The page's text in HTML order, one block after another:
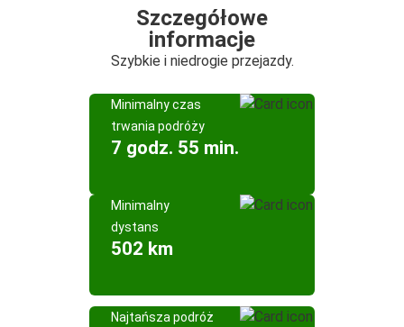
Szczegółowe
informacje
Szybkie i niedrogie przejazdy.
Minimalny czas
trwania podróży
7 godz. 55 min.
Minimalny
dystans
502 km
Najtańsza podróż